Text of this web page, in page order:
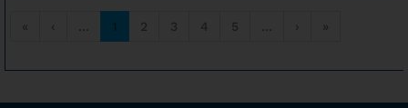
« ‹ 1 2 3 4 5 › »